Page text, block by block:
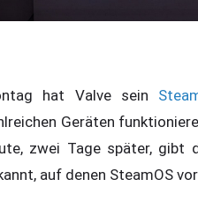
hat Valve sein
Geräten
zwei Tage später, gibt
auf denen SteamOS